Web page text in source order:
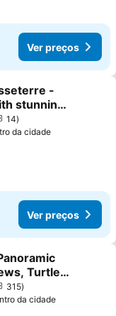
Ver preços
favoritos
-
stunning
- 869-
14
da cidade
Ver preços
favoritos
Turtle
315
da cidade